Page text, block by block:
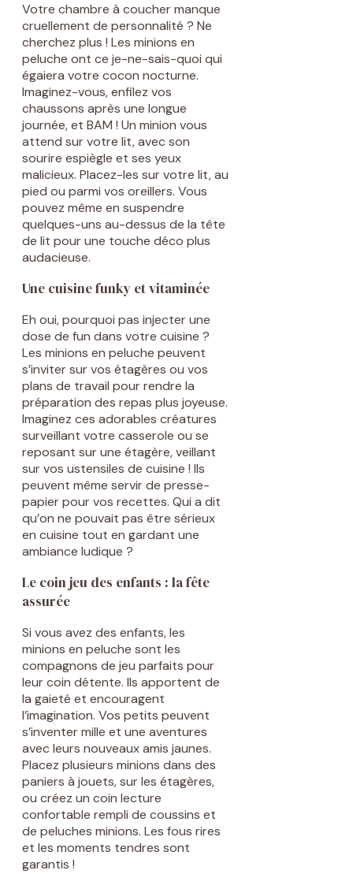
Votre chambre à coucher manque
cruellement de personnalité ? Ne
cherchez plus ! Les minions en
peluche ont ce je-ne-sais-quoi qui
égaiera votre cocon nocturne.
Imaginez-vous, enfilez vos
chaussons après une longue
journée, et BAM ! Un minion vous
attend sur votre lit, avec son
sourire espiègle et ses yeux
malicieux. Placez-les sur votre lit, au
pied ou parmi vos oreillers. Vous
pouvez même en suspendre
quelques-uns au-dessus de la tête
de lit pour une touche déco plus
audacieuse.
Une cuisine funky et vitaminée
Eh oui, pourquoi pas injecter une
dose de fun dans votre cuisine ?
Les minions en peluche peuvent
s’inviter sur vos étagères ou vos
plans de travail pour rendre la
préparation des repas plus joyeuse.
Imaginez ces adorables créatures
surveillant votre casserole ou se
reposant sur une étagère, veillant
sur vos ustensiles de cuisine ! Ils
peuvent même servir de presse-
papier pour vos recettes. Qui a dit
qu’on ne pouvait pas être sérieux
en cuisine tout en gardant une
ambiance ludique ?
Le coin jeu des enfants : la fête
assurée
Si vous avez des enfants, les
minions en peluche sont les
compagnons de jeu parfaits pour
leur coin détente. Ils apportent de
la gaieté et encouragent
l’imagination. Vos petits peuvent
s’inventer mille et une aventures
avec leurs nouveaux amis jaunes.
Placez plusieurs minions dans des
paniers à jouets, sur les étagères,
ou créez un coin lecture
confortable rempli de coussins et
de peluches minions. Les fous rires
et les moments tendres sont
garantis !